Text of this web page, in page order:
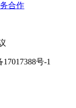
合作
17017388号-1